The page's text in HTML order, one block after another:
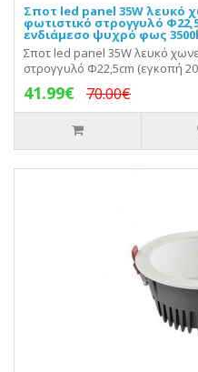
Σποτ led panel 35W λευκό
φωτιστικό στρογγυλό
ενδιάμεσο ψυχρό φως
Σποτ led panel 35W λευκό
στρογγυλό Φ22,5cm (εγκοπή
41.99€ 70.00€